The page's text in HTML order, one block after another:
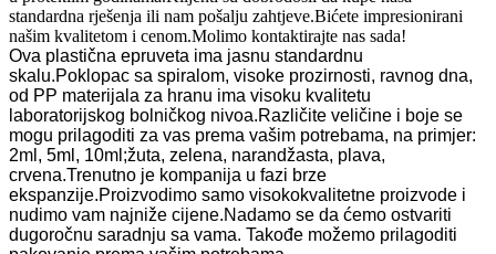
standardna rješenja ili nam pošalju zahtjeve.Bićete impresionirani
našim kvalitetom i cenom.Molimo kontaktirajte nas sada!
Ova plastična epruveta ima jasnu standardnu ​​
skalu.Poklopac sa spiralom, visoke prozirnosti, ravnog dna,
od PP materijala za hranu ima visoku kvalitetu
laboratorijskog bolničkog nivoa.Različite veličine i boje se
mogu prilagoditi za vas prema vašim potrebama, na primjer:
2ml, 5ml, 10ml;žuta, zelena, narandžasta, plava,
crvena.Trenutno je kompanija u fazi brze
ekspanzije.Proizvodimo samo visokokvalitetne proizvode i
nudimo vam najniže cijene.Nadamo se da ćemo ostvariti
dugoročnu saradnju sa vama. Takođe možemo prilagoditi